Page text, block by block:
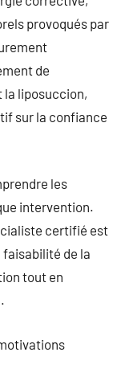
provoqués par
de
la liposuccion,
sur la confiance
les
intervention.
certifié est
faisabilité de la
tout en